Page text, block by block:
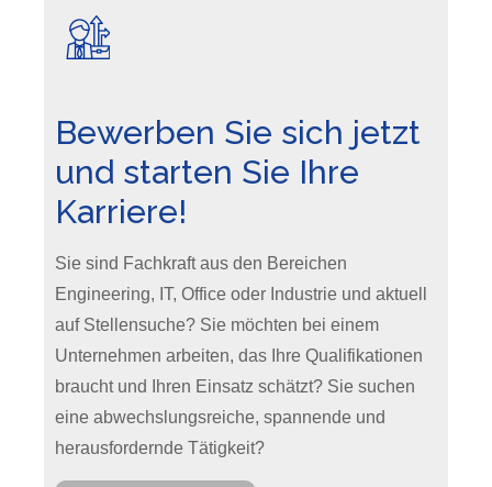
Bewerben Sie sich jetzt
und starten Sie Ihre
Karriere!
Sie sind Fachkraft aus den Bereichen
Engineering, IT, Office oder Industrie und aktuell
auf Stellensuche? Sie möchten bei einem
Unternehmen arbeiten, das Ihre Qualifikationen
braucht und Ihren Einsatz schätzt? Sie suchen
eine abwechslungsreiche, spannende und
herausfordernde Tätigkeit?